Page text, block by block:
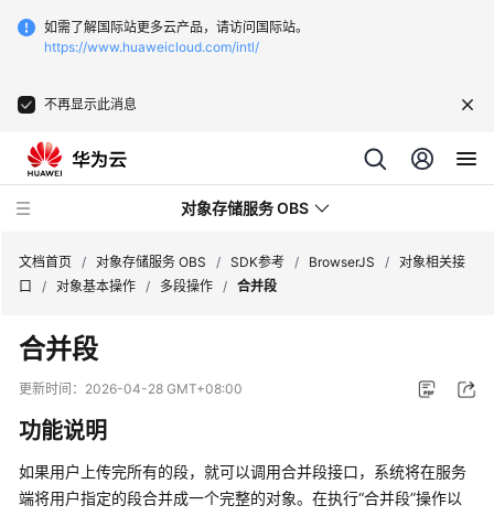
如需了解国际站更多云产品，请访问国际站。
https://www.huaweicloud.com/intl/
不再显示此消息
对象存储服务 OBS
最
新
动
务
公
文档首页 / 对象存储服务 OBS / SDK参考 / BrowserJS / 对象相关接
口
/ 对象基本操作 / 多段操作 / 合并段
合并段
更新时间： 2026-04-28 GMT+08:00
功能说明
如果用户上传完所有的段，就可以调用合并段接口，系统将在服务
端将用户指定的段合并成一个完整的对象。在执行“合并段”操作以